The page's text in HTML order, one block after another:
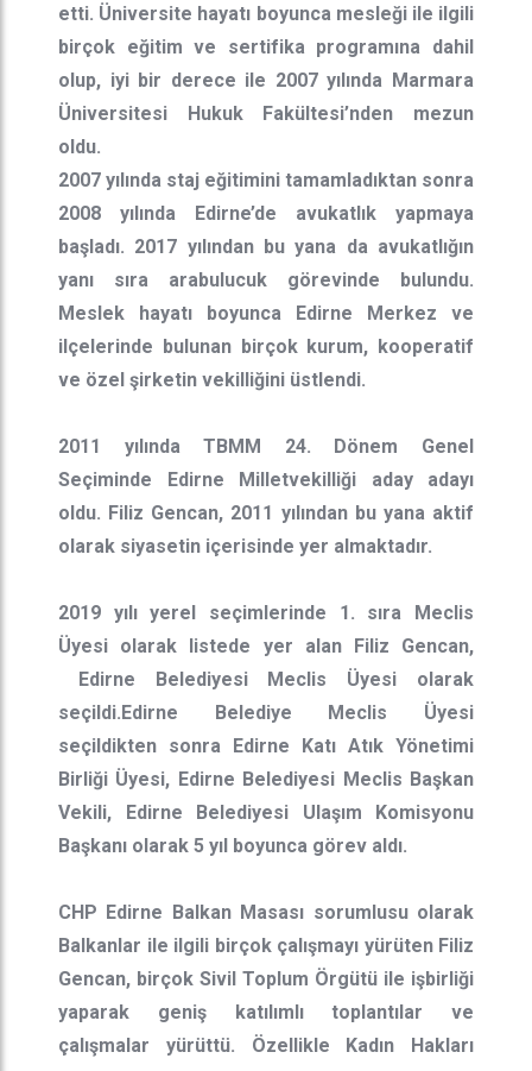
etti. Üniversite hayatı boyunca mesleği ile ilgili
birçok eğitim ve sertifika programına dahil
olup, iyi bir derece ile 2007 yılında Marmara
Üniversitesi Hukuk Fakültesi’nden mezun
oldu.
2007 yılında staj eğitimini tamamladıktan sonra
2008 yılında Edirne’de avukatlık yapmaya
başladı. 2017 yılından bu yana da avukatlığın
yanı sıra arabulucuk görevinde bulundu.
Meslek hayatı boyunca Edirne Merkez ve
ilçelerinde bulunan birçok kurum, kooperatif
ve özel şirketin vekilliğini üstlendi.
2011 yılında TBMM 24. Dönem Genel
Seçiminde Edirne Milletvekilliği aday adayı
oldu. Filiz Gencan, 2011 yılından bu yana aktif
olarak siyasetin içerisinde yer almaktadır.
2019 yılı yerel seçimlerinde 1. sıra Meclis
Üyesi olarak listede yer alan Filiz Gencan,
Edirne Belediyesi Meclis Üyesi olarak
seçildi.Edirne Belediye Meclis Üyesi
seçildikten sonra Edirne Katı Atık Yönetimi
Birliği Üyesi, Edirne Belediyesi Meclis Başkan
Vekili, Edirne Belediyesi Ulaşım Komisyonu
Başkanı olarak 5 yıl boyunca görev aldı.
CHP Edirne Balkan Masası sorumlusu olarak
Balkanlar ile ilgili birçok çalışmayı yürüten Filiz
Gencan, birçok Sivil Toplum Örgütü ile işbirliği
yaparak geniş katılımlı toplantılar ve
çalışmalar yürüttü. Özellikle Kadın Hakları